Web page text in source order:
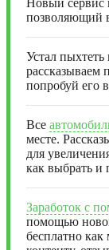
Новый сервис
позволяющий
Устал пыхтеть
рассказываем
попробуй его
Все
месте.
для
как выбрать и
Заработок с
помощью
бесплатно